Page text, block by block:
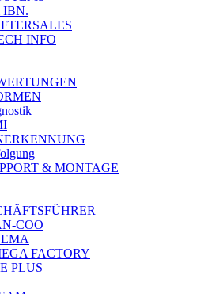
IBN.
INFO
& MONTAGE
COO
FACTORY
PLUS